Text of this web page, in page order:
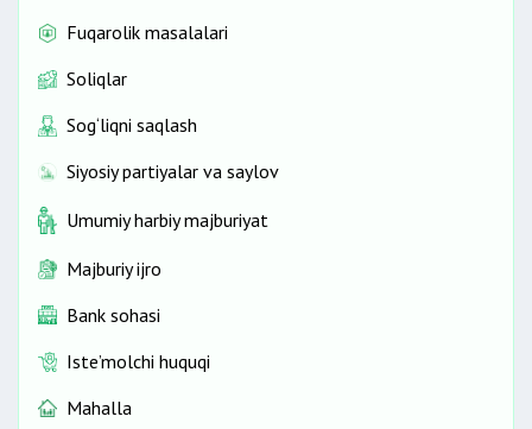
Fuqarolik masalalari
Soliqlar
Sog‘liqni saqlash
Siyosiy partiyalar va saylov
Umumiy harbiy majburiyat
Majburiy ijro
Bank sohasi
Iste’molchi huquqi
Mahalla